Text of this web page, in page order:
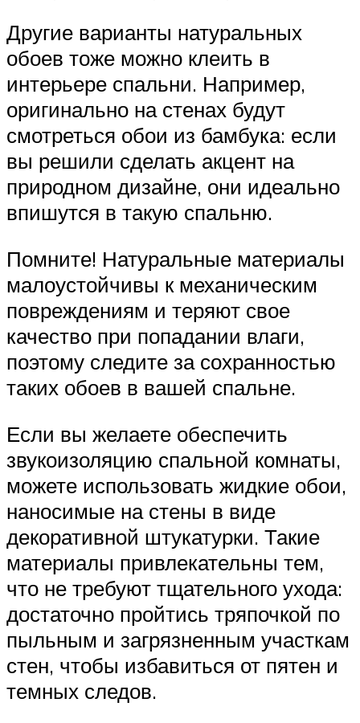
Другие варианты натуральных
обоев тоже можно клеить в
интерьере спальни. Например,
оригинально на стенах будут
смотреться обои из бамбука: если
вы решили сделать акцент на
природном дизайне, они идеально
впишутся в такую спальню.
Помните! Натуральные материалы
малоустойчивы к механическим
повреждениям и теряют свое
качество при попадании влаги,
поэтому следите за сохранностью
таких обоев в вашей спальне.
Если вы желаете обеспечить
звукоизоляцию спальной комнаты,
можете использовать жидкие обои,
наносимые на стены в виде
декоративной штукатурки. Такие
материалы привлекательны тем,
что не требуют тщательного ухода:
достаточно пройтись тряпочкой по
пыльным и загрязненным участкам
стен, чтобы избавиться от пятен и
темных следов.